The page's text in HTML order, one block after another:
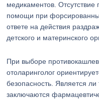
медикаментов. Отсутствие
помощи при
ответе на действия
детского и материнского
При выборе
отоларинголог
безопасность. Является
заключаются